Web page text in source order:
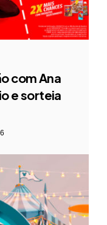
com Ana
e sorteia